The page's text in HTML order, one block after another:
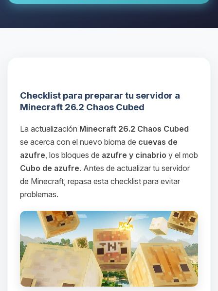
Checklist para preparar tu servidor a
Minecraft 26.2 Chaos Cubed
La actualización Minecraft 26.2 Chaos Cubed
se acerca con el nuevo bioma de cuevas de
azufre, los bloques de azufre y cinabrio y el mob
Cubo de azufre. Antes de actualizar tu servidor
de Minecraft, repasa esta checklist para evitar
problemas.